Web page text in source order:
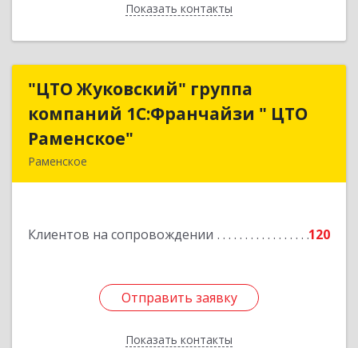
Показать контакты
Назад
"ЦТО Жуковский" группа
компаний 1С:Франчайзи " ЦТО
Раменское"
Раменское
Клиентов на сопровождении 120
Отправить заявку
Показать контакты
"ЦТО Жуковский" группа
компаний 1С:Франчайзи " ЦТО
Подробнее
Отправить заявку
Назад